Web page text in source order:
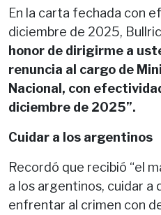
En la carta fechada con
diciembre de 2025,
honor de dirigirme a
renuncia al cargo de
Nacional, con
diciembre de 2025”.
Cuidar a los argentinos
Recordó que recibió “el
a los argentinos, cuidar a
enfrentar al crimen con